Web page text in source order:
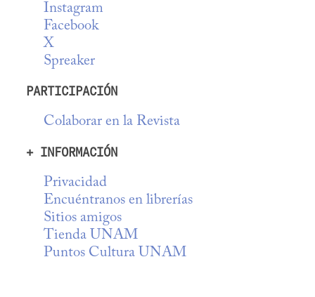
Instagram
Facebook
X
Spreaker
PARTICIPACIÓN
Colaborar en la Revista
+ INFORMACIÓN
Privacidad
Encuéntranos en librerías
Sitios amigos
Tienda UNAM
Puntos Cultura UNAM